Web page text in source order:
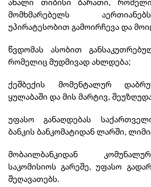
ახალი თიბისი ბარათი,
მომხმარებელს
უპირატესობით გამოირჩევა და
წვდომას ასობით
რომელიც მუდმივად ახლდება;
ქეშბექის მომენტალურ
ყულაბაში და მის მარტივ,
უფასო განაღდებას
ბანკის ბანკომატიდან ლარში,
მობაილბანკიდან
საკომისიოს გარეშე, უფასო
შეღავათებს.